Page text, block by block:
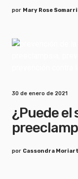
por Mary Rose
30 de enero de 2021
¿Puede el
por Cassondra